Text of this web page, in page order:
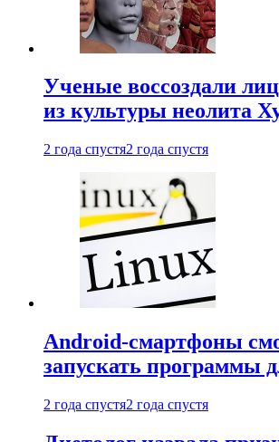
Ученые воссоздали
из культуры неолита
2 года спустя2 года спустя
Android-смартфоны
запускать программы
2 года спустя2 года спустя